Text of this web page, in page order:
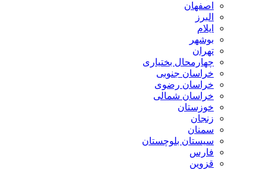
اصفهان
البرز
ایلام
بوشهر
تهران
چهارمحال بختیاری
خراسان جنوبی
خراسان رضوی
خراسان شمالی
خوزستان
زنجان
سمنان
سیستان بلوچستان
فارس
قزوین